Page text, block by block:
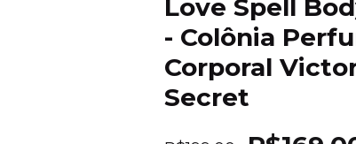
Love Spell
- Colônia
Corporal
Secret